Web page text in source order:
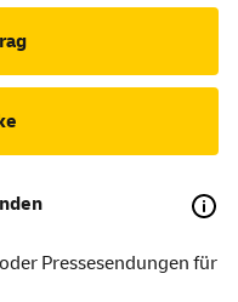
Pressesendungen für